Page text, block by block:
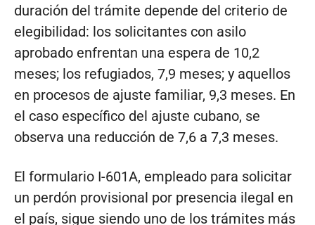
duración del trámite depende del criterio de
elegibilidad: los solicitantes con asilo
aprobado enfrentan una espera de 10,2
meses; los refugiados, 7,9 meses; y aquellos
en procesos de ajuste familiar, 9,3 meses. En
el caso específico del ajuste cubano, se
observa una reducción de 7,6 a 7,3 meses.
El formulario I-601A, empleado para solicitar
un perdón provisional por presencia ilegal en
el país, sigue siendo uno de los trámites más